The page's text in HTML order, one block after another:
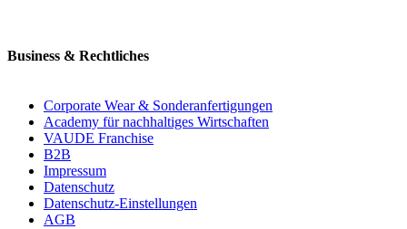
Business & Rechtliches
Corporate Wear & Sonderanfertigungen
Academy für nachhaltiges Wirtschaften
VAUDE Franchise
B2B
Impressum
Datenschutz
Datenschutz-Einstellungen
AGB